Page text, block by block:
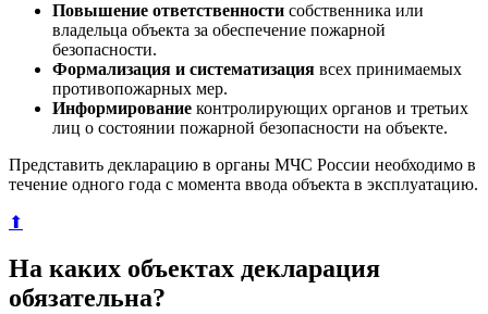
Повышение ответственности собственника или
владельца объекта за обеспечение пожарной
безопасности.
Формализация и систематизация всех принимаемых
противопожарных мер.
Информирование контролирующих органов и третьих
лиц о состоянии пожарной безопасности на объекте.
Представить декларацию в органы МЧС России необходимо в
течение одного года с момента ввода объекта в эксплуатацию.
⬆
На каких объектах декларация
обязательна?